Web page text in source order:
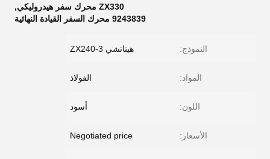
ZX330 محرك سفر هيدروليكي
,
9243839 محرك السفر القيادة النهائية
النموذج: هيتاتشي ZX240-3
المواد: الفولاذ
اللون: أسود
الأسعار: Negotiated price